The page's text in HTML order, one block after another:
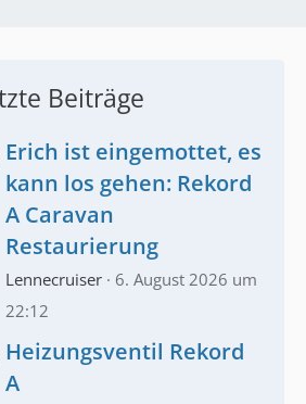
Beiträge
Erich ist eingemottet, es
kann los gehen: Rekord
A Caravan
Restaurierung
Lennecruiser
6. August 2026 um
22:12
Heizungsventil Rekord
A